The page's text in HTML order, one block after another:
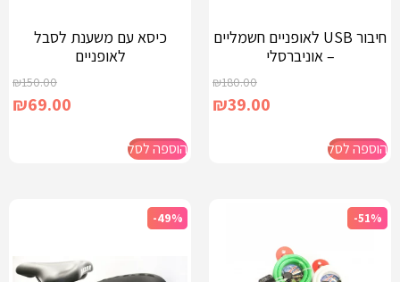
חיבור USB לאופניים חשמליים
– אוניברסלי
₪180.00
₪39.00
הוספה לסל
כיסא עם משענת לסבל
לאופניים
₪150.00
₪69.00
הוספה לסל
-51%
-49%